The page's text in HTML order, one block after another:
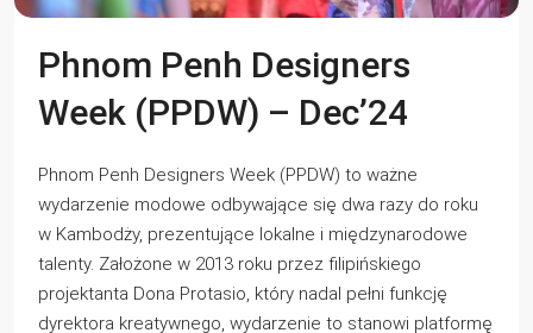
Phnom Penh Designers
Week (PPDW) – Dec’24
Phnom Penh Designers Week (PPDW) to ważne
wydarzenie modowe odbywające się dwa razy do roku
w Kambodży, prezentujące lokalne i międzynarodowe
talenty. Założone w 2013 roku przez filipińskiego
projektanta Dona Protasio, który nadal pełni funkcję
dyrektora kreatywnego, wydarzenie to stanowi platformę